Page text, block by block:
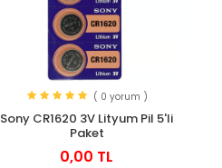
( 0 yorum )
Sony CR1620 3V Lityum Pil 5'li
Paket
0,00 TL